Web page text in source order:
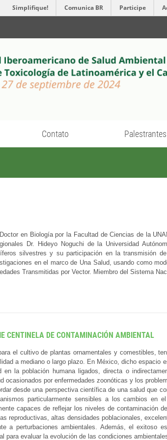
Simplifique! Comunica BR Participe
Contato Palestrantes
en Biología por la Facultad de Ciencias de la
Dr. Hideyo Noguchi de la Universidad
silvestres y su participación en la transmisión
en el marco de Una Salud, usando como
Transmitidas por Vector. Miembro del Sistema
CENTINELA DE CONTAMINACIÓN AMBIENTAL
el cultivo de plantas ornamentales y comestibles,
a mediano o largo plazo. En México, dicho espacio
la población humana ligados, directa o
por enfermedades zoonóticas y los
desde una perspectiva científica de una salud que
particularmente sensibles a los cambios en
capaces de reflejar los niveles de contaminación
reproductivas, altas densidades poblacionales,
a perturbaciones ambientales. Además, el exitoso
evaluar la evolución de las condiciones